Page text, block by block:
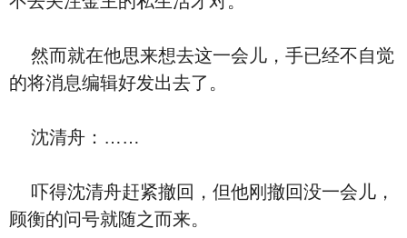
然而就在他思来想去这一会儿，手已经不自觉
的将消息编辑好发出去了。
沈清舟：……
吓得沈清舟赶紧撤回，但他刚撤回没一会儿，
顾衡的问号就随之而来。